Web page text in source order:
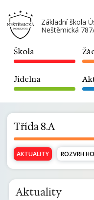
Základní škola
Neštěmická
Škola
Jídelna
Třída 8.A
AKTUALITY ROZVRH
Aktuality